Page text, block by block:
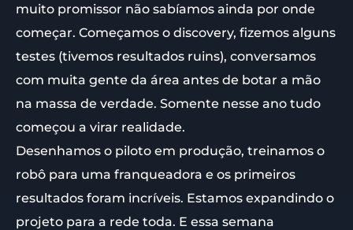
muito promissor não sabíamos ainda por onde
começar. Começamos o discovery, fizemos alguns
testes (tivemos resultados ruins), conversamos
com muita gente da área antes de botar a mão
na massa de verdade. Somente nesse ano tudo
começou a virar realidade.
Desenhamos o piloto em produção, treinamos o
robô para uma franqueadora e os primeiros
resultados foram incríveis. Estamos expandindo o
projeto para a rede toda. E essa semana